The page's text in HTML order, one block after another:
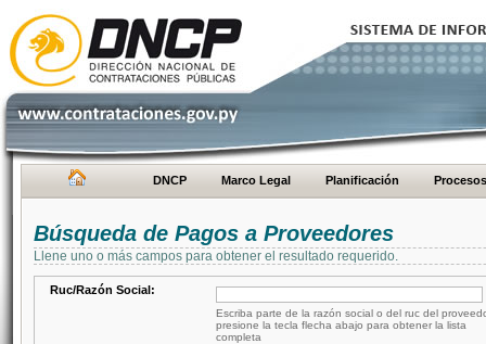
DNCP Marco Legal Planificación Procesos
Búsqueda de Pagos a Proveedores
Llene uno o más campos para obtener el resultado requerido.
Ruc/Razón Social:
Escriba parte de la razón social o del ruc del
presione la tecla flecha abajo para obtener la lista
completa